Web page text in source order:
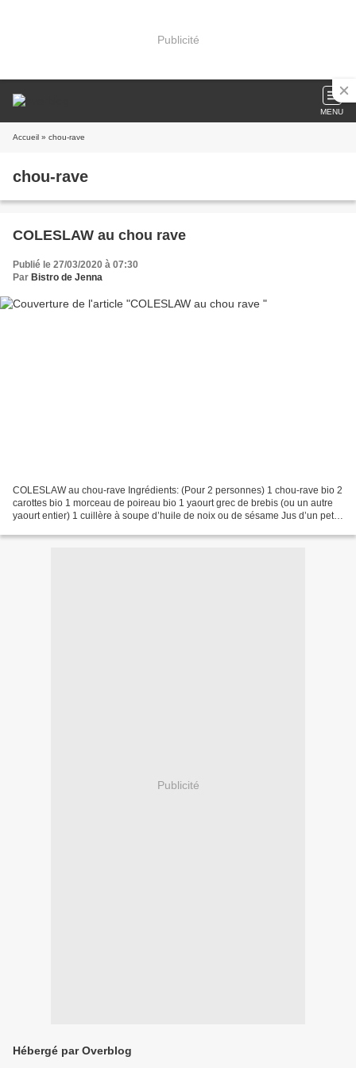
Publicité
MENU
Accueil » chou-rave
chou-rave
COLESLAW au chou rave
Publié le 27/03/2020 à 07:30
Par Bistro de Jenna
COLESLAW au chou-rave Ingrédients: (Pour 2 personnes) 1 chou-rave bio 2
carottes bio 1 morceau de poireau bio 1 yaourt grec de brebis (ou un autre
yaourt entier) 1 cuillère à soupe d’huile de noix ou de sésame Jus d’un petit
Publicité
Hébergé par Overblog